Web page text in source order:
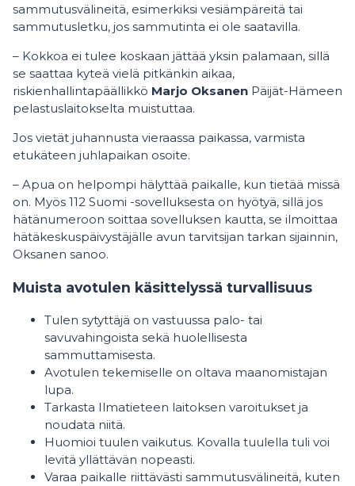
sammutusvälineitä, esimerkiksi vesiämpäreitä tai
sammutusletku, jos sammutinta ei ole saatavilla.
– Kokkoa ei tulee koskaan jättää yksin palamaan, sillä
se saattaa kyteä vielä pitkänkin aikaa,
riskienhallintapäällikkö Marjo Oksanen Päijät-Hämeen
pelastuslaitokselta muistuttaa.
Jos vietät juhannusta vieraassa paikassa, varmista
etukäteen juhlapaikan osoite.
– Apua on helpompi hälyttää paikalle, kun tietää missä
on. Myös 112 Suomi -sovelluksesta on hyötyä, sillä jos
hätänumeroon soittaa sovelluksen kautta, se ilmoittaa
hätäkeskuspäivystäjälle avun tarvitsijan tarkan sijainnin,
Oksanen sanoo.
Muista avotulen käsittelyssä turvallisuus
Tulen sytyttäjä on vastuussa palo- tai
savuvahingoista sekä huolellisesta
sammuttamisesta.
Avotulen tekemiselle on oltava maanomistajan
lupa.
Tarkasta Ilmatieteen laitoksen varoitukset ja
noudata niitä.
Huomioi tuulen vaikutus. Kovalla tuulella tuli voi
levitä yllättävän nopeasti.
Varaa paikalle riittävästi sammutusvälineitä, kuten